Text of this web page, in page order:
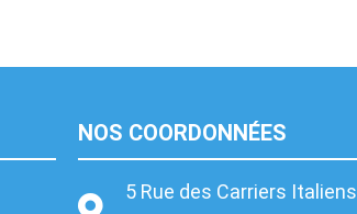
NOS COORDONNÉES
5 Rue des Carriers Italiens